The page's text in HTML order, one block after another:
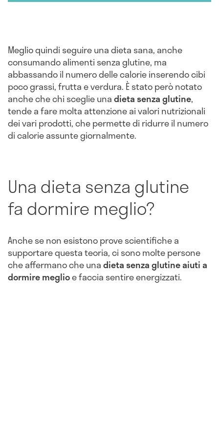
Meglio quindi seguire una dieta sana, anche
consumando alimenti senza glutine, ma
abbassando il numero delle calorie inserendo cibi
poco grassi, frutta e verdura. È stato però notato
anche che chi sceglie unadieta senza glutine,
tende a fare molta attenzione ai valori nutrizionali
dei vari prodotti, che permette di ridurre il numero
di calorie assunte giornalmente.
Una dieta senza glutine
fa dormire meglio?
Anche se non esistono prove scientifiche a
supportare questa teoria, ci sono molte persone
che affermano che unadieta senza glutine aiuti a
dormire meglioe faccia sentire energizzati.